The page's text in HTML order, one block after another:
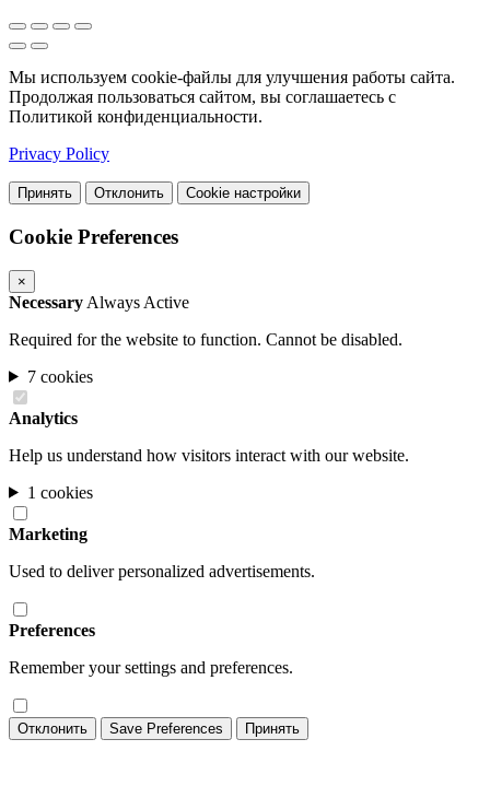
Мы используем cookie-файлы для улучшения работы сайта.
Продолжая пользоваться сайтом, вы соглашаетесь с
Политикой конфиденциальности.
Privacy Policy
Принять Отклонить Cookie настройки
Cookie Preferences
×
Necessary Always Active
Required for the website to function. Cannot be disabled.
7 cookies
Analytics
Help us understand how visitors interact with our website.
1 cookies
Marketing
Used to deliver personalized advertisements.
Preferences
Remember your settings and preferences.
Отклонить Save Preferences Принять